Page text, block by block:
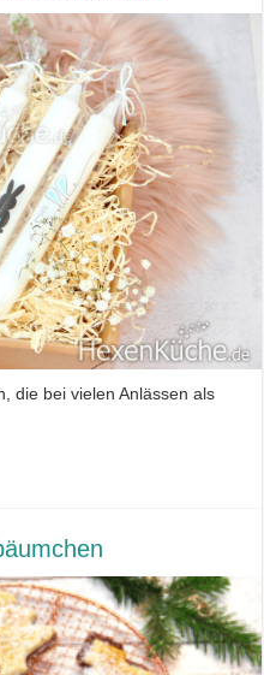
die bei vielen Anlässen als